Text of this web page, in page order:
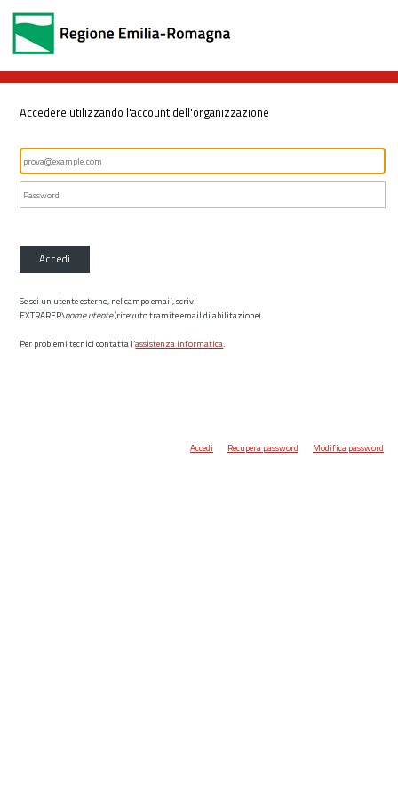
Accedere utilizzando l'account dell'organizzazione
Accedi
Se sei un utente esterno, nel campo email, scrivi
EXTRARER\nome utente(ricevuto tramite email di abilitazione)
Per problemi tecnici contatta l’assistenza informatica.
Accedi Recupera password Modifica password